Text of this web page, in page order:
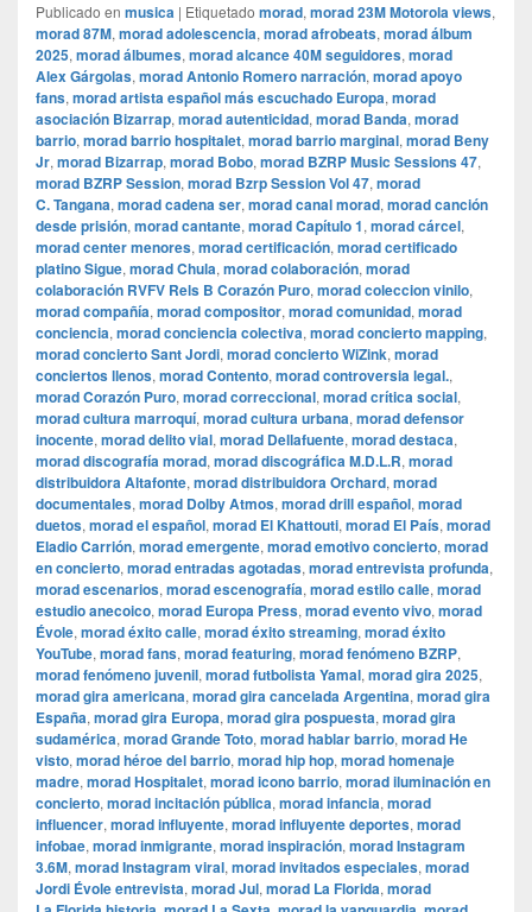
Publicado en musica | Etiquetado morad, morad 23M Motorola views,
morad 87M, morad adolescencia, morad afrobeats, morad álbum
2025, morad álbumes, morad alcance 40M seguidores, morad
Alex Gárgolas, morad Antonio Romero narración, morad apoyo
fans, morad artista español más escuchado Europa, morad
asociación Bizarrap, morad autenticidad, morad Banda, morad
barrio, morad barrio hospitalet, morad barrio marginal, morad Beny
Jr, morad Bizarrap, morad Bobo, morad BZRP Music Sessions 47,
morad BZRP Session, morad Bzrp Session Vol 47, morad
C. Tangana, morad cadena ser, morad canal morad, morad canción
desde prisión, morad cantante, morad Capítulo 1, morad cárcel,
morad center menores, morad certificación, morad certificado
platino Sigue, morad Chula, morad colaboración, morad
colaboración RVFV Rels B Corazón Puro, morad coleccion vinilo,
morad compañía, morad compositor, morad comunidad, morad
conciencia, morad conciencia colectiva, morad concierto mapping,
morad concierto Sant Jordi, morad concierto WiZink, morad
conciertos llenos, morad Contento, morad controversia legal.,
morad Corazón Puro, morad correccional, morad crítica social,
morad cultura marroquí, morad cultura urbana, morad defensor
inocente, morad delito vial, morad Dellafuente, morad destaca,
morad discografía morad, morad discográfica M.D.L.R, morad
distribuidora Altafonte, morad distribuidora Orchard, morad
documentales, morad Dolby Atmos, morad drill español, morad
duetos, morad el español, morad El Khattouti, morad El País, morad
Eladio Carrión, morad emergente, morad emotivo concierto, morad
en concierto, morad entradas agotadas, morad entrevista profunda,
morad escenarios, morad escenografía, morad estilo calle, morad
estudio anecoico, morad Europa Press, morad evento vivo, morad
Évole, morad éxito calle, morad éxito streaming, morad éxito
YouTube, morad fans, morad featuring, morad fenómeno BZRP,
morad fenómeno juvenil, morad futbolista Yamal, morad gira 2025,
morad gira americana, morad gira cancelada Argentina, morad gira
España, morad gira Europa, morad gira pospuesta, morad gira
sudamérica, morad Grande Toto, morad hablar barrio, morad He
visto, morad héroe del barrio, morad hip hop, morad homenaje
madre, morad Hospitalet, morad icono barrio, morad iluminación en
concierto, morad incitación pública, morad infancia, morad
influencer, morad influyente, morad influyente deportes, morad
infobae, morad inmigrante, morad inspiración, morad Instagram
3.6M, morad Instagram viral, morad invitados especiales, morad
Jordi Évole entrevista, morad Jul, morad La Florida, morad